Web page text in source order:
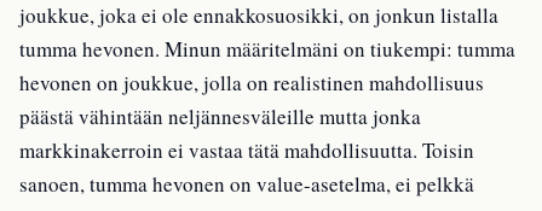
joukkue, joka ei ole ennakkosuosikki, on jonkun listalla
tumma hevonen. Minun määritelmäni on tiukempi: tumma
hevonen on joukkue, jolla on realistinen mahdollisuus
päästä vähintään neljännesväleille mutta jonka
markkinakerroin ei vastaa tätä mahdollisuutta. Toisin
sanoen, tumma hevonen on value-asetelma, ei pelkkä